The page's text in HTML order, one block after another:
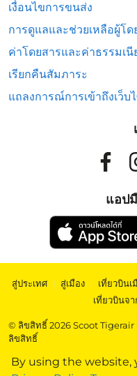
By using the website,
เงื่อนไขการขนส่ง
การดูแลและช่วยเหลือผู้โ
ค่าโดยสารและค่าธรรมเนี
เรียกคืนสัมภาระ
แถลงการณ์การเข้าถึงเว็บ
แอป
สู่ประเทศ | สู่เมือง | เที่ยวบินเ
เที่ยวบินจ
© ลิขสิทธิ์ 2026 Scoot Tigerair
ลิขสิทธิ์